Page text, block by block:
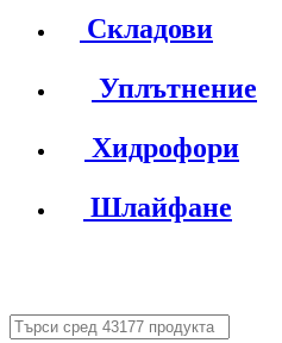
Складови
Уплътнение
Хидрофори
Шлайфане